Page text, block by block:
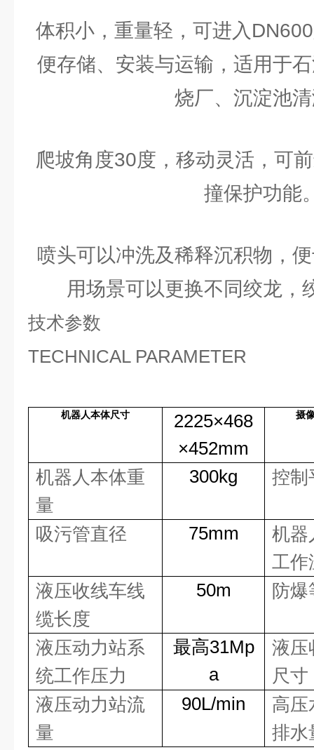
体积小，重量轻，可进入
便存储、安装与运输，适用于
烧厂、沉淀池
爬坡角度30度，移动灵活，可
撞保护功能
喷头可以冲洗及稀释沉积物，
用场景可以更换不同绞龙，
技术参数
TECHNICAL PARAMETER
机器人本体尺寸
2225×468
×452mm
摄
机器人本体重
量
300kg 控制
吸污管直径 75mm
机器
工作
液压收线车线
缆长度
50m 防爆
液压动力站系
统工作压力
最高31Mp
a
液压
尺寸
液压动力站流
量
90L/min
高压
排水